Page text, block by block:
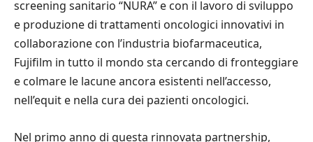
screening sanitario “NURA” e con il lavoro di sviluppo
e produzione di trattamenti oncologici innovativi in
collaborazione con l’industria biofarmaceutica,
Fujifilm in tutto il mondo sta cercando di fronteggiare
e colmare le lacune ancora esistenti nell’accesso,
nell’equit e nella cura dei pazienti oncologici.
Nel primo anno di questa rinnovata partnership,